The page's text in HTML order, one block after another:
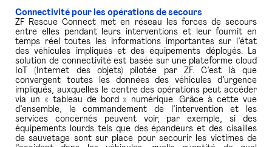
Connectivité pour les opérations de secours
ZF Rescue Connect met en réseau les forces de secours
entre elles pendant leurs interventions et leur fournit en
temps réel toutes les informations importantes sur l’état
des véhicules impliqués et des équipements déployés. La
solution de connectivité est basée sur une plateforme cloud
IoT (Internet des objets) pilotée par ZF. C’est là que
convergent toutes les données des véhicules d’urgence
impliqués, auxquelles le centre des opérations peut accéder
via un « tableau de bord » numérique. Grâce à cette vue
d’ensemble, le commandement de l’intervention et les
services concernés peuvent voir, par exemple, si des
équipements lourds tels que des épandeurs et des cisailles
de sauvetage sont sur place pour secourir les victimes de